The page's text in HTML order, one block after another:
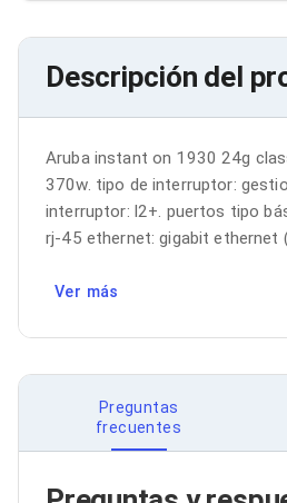
Adaptadores Video
Adaptadores Video DisplayPort
Divisores de Video
Adaptadores Video DVI
Adaptadores Video VGA /
Repetidores USB
Adaptadores Audio
Adaptadores Audio AUX
Dispositivos de Entrada
Mousepads
Teclados Numéricos
Controles de Juego para PC
Servidores
Accesorios para Servidores
Charolas para Racks y
Descripción del
Aruba instant on 1930 24g
370w. tipo de interruptor:
interruptor: l2+. puertos tipo
rj-45 ethernet: gigabit
Ver más
Preguntas
frecuentes